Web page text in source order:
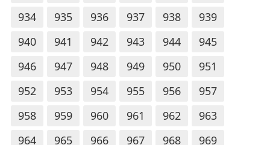
934
935 936 937 938
939
940
941 942 943 944
945
946
947 948 949 950
951
952
953 954 955 956
957
958
959 960 961 962
963
964
965 966 967 968 969